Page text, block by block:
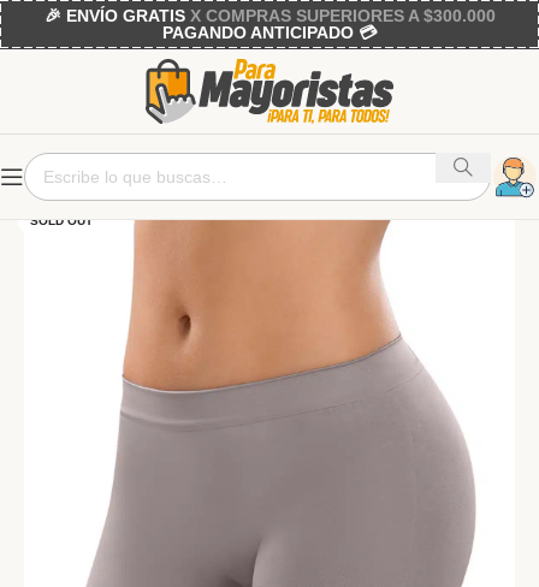
🎉 ENVÍO GRATISX COMPRAS SUPERIORES A $300.000
PAGANDO ANTICIPADO 💳
SOLD OUT